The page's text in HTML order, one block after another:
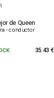
de Queen
- conductor
35.43 €